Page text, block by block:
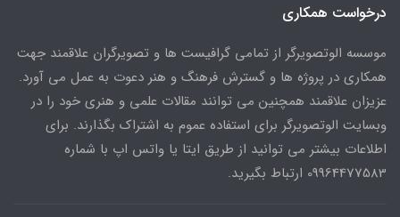
درخواست همکاری
موسسه الوتصویرگر از تمامی گرافیست ها و تصویرگران علاقمند جهت
همکاری در پروژه ها و گسترش فرهنگ و هنر دعوت به عمل می آورد.
عزیزان علاقمند همچنین می توانند مقالات علمی و هنری خود را در
وبسایت الوتصویرگر برای استفاده عموم به اشتراک بگذارند. برای
اطلاعات بیشتر می توانید از طریق ایتا یا واتس اپ با شماره
09964477583 ارتباط بگیرید.